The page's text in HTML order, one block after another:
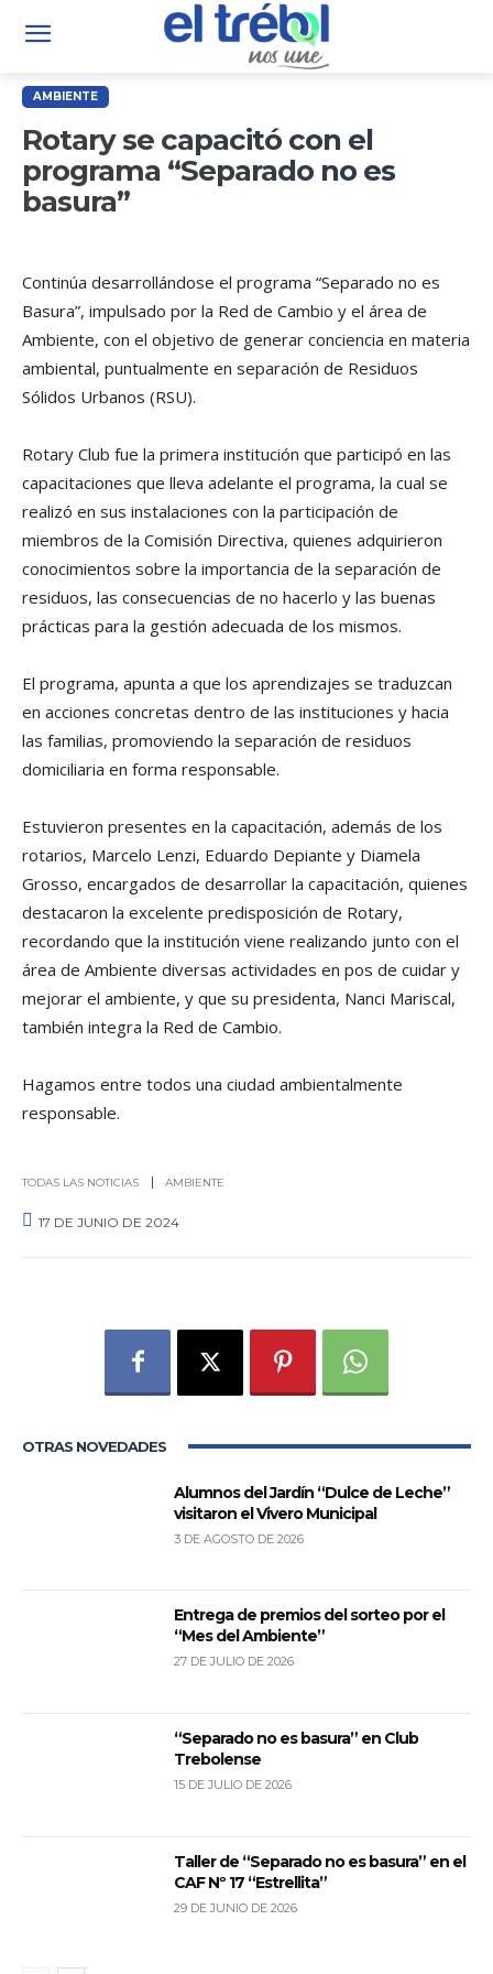
AMBIENTE
Rotary se capacitó con el
programa “Separado no es
basura”
Continúa desarrollándose el programa “Separado no es
Basura”, impulsado por la Red de Cambio y el área de
Ambiente, con el objetivo de generar conciencia en materia
ambiental, puntualmente en separación de Residuos
Sólidos Urbanos (RSU).
Rotary Club fue la primera institución que participó en las
capacitaciones que lleva adelante el programa, la cual se
realizó en sus instalaciones con la participación de
miembros de la Comisión Directiva, quienes adquirieron
conocimientos sobre la importancia de la separación de
residuos, las consecuencias de no hacerlo y las buenas
prácticas para la gestión adecuada de los mismos.
El programa, apunta a que los aprendizajes se traduzcan
en acciones concretas dentro de las instituciones y hacia
las familias, promoviendo la separación de residuos
domiciliaria en forma responsable.
Estuvieron presentes en la capacitación, además de los
rotarios, Marcelo Lenzi, Eduardo Depiante y Diamela
Grosso, encargados de desarrollar la capacitación, quienes
destacaron la excelente predisposición de Rotary,
recordando que la institución viene realizando junto con el
área de Ambiente diversas actividades en pos de cuidar y
mejorar el ambiente, y que su presidenta, Nanci Mariscal,
también integra la Red de Cambio.
Hagamos entre todos una ciudad ambientalmente
responsable.
TODAS LAS NOTICIAS AMBIENTE
17 DE JUNIO DE 2024
OTRAS NOVEDADES
Alumnos del Jardín “Dulce de Leche”
visitaron el Vivero Municipal
3 DE AGOSTO DE 2026
Entrega de premios del sorteo por el
“Mes del Ambiente”
27 DE JULIO DE 2026
“Separado no es basura” en Club
Trebolense
15 DE JULIO DE 2026
Taller de “Separado no es basura” en el
CAF Nº 17 “Estrellita”
29 DE JUNIO DE 2026